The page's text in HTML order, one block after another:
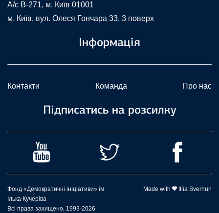
A/c В-271, м. Київ 01001
м. Київ, вул. Олеся Гончара 33, 3 поверх
Інформація
Контакти Команда Про нас
Підписатись на розсилку
Фонд «Демократичні ініціативи» ім.
Ілька Кучеріва
Всі права захищено, 1993-2026
Made with Illia Sverhun